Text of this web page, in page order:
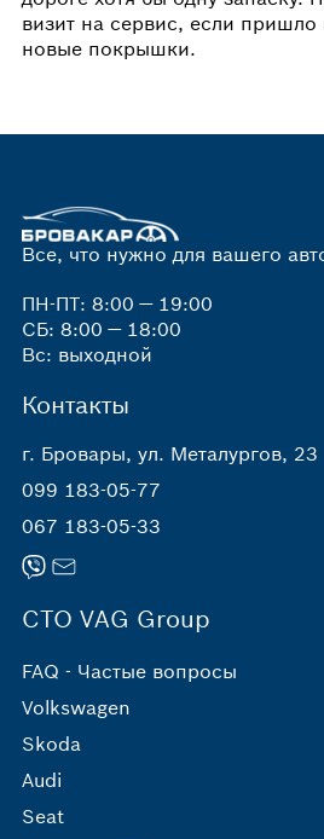
визит на сервис, если пришло
новые покрышки.
Все, что нужно для вашего
ПН-ПТ: 8:00 — 19:00
СБ: 8:00 — 18:00
Вс: выходной
Контакты
г. Бровары, ул. Металургов, 23
099 183-05-77
067 183-05-33
СТО VAG Group
FAQ - Частые вопросы
Volkswagen
Skoda
Audi
Seat